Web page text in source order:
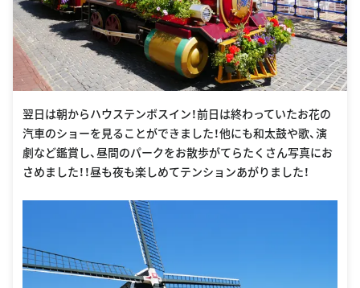
翌日は朝からハウステンボスイン！前日は終わっていたお花の
汽車のショーを見ることができました！他にも和太鼓や歌、演
劇など鑑賞し、昼間のパークをお散歩がてらたくさん写真にお
さめました！！昼も夜も楽しめてテンションあがりました！